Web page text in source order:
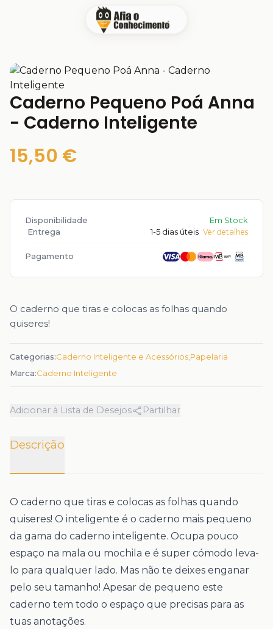
Descrição
O caderno que tiras e colocas as folhas quando
quiseres! O inteligente é o caderno mais pequeno
da gama do caderno inteligente. Ocupa pouco
espaço na mala ou mochila e é super cómodo leva-
lo para qualquer lado. Mas não te deixes enganar
pelo seu tamanho! Apesar de pequeno este
caderno tem todo o espaço que precisas para as
tuas anotações.
Caderno Pequeno Poá Anna
- Caderno Inteligente
15,50 €
Disponibilidade
Em Stock
Entrega
1-5 dias úteis Ver detalhes
Pagamento
O caderno que tiras e colocas as folhas quando
quiseres!
Categorias:Caderno Inteligente e Acessórios Papelaria
Marca:Caderno Inteligente
Adicionar à Lista de Desejos Partilhar